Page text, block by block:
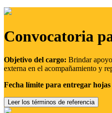
Convocatoria
Objetivo del cargo: Brindar
externa en el acompañamiento y
Fecha límite para entregar
Leer los términos de referencia